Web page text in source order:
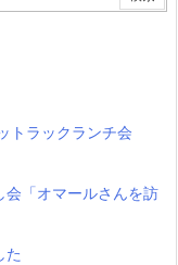
トラックランチ会
会「オマールさんを訪
た